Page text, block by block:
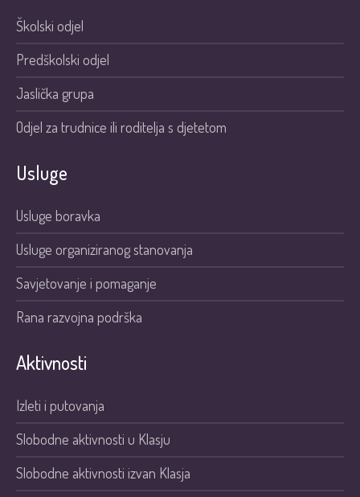
Školski odjel
Predškolski odjel
Jaslička grupa
Odjel za trudnice ili roditelja s djetetom
Usluge
Usluge boravka
Usluge organiziranog stanovanja
Savjetovanje i pomaganje
Rana razvojna podrška
Aktivnosti
Izleti i putovanja
Slobodne aktivnosti u Klasju
Slobodne aktivnosti izvan Klasja